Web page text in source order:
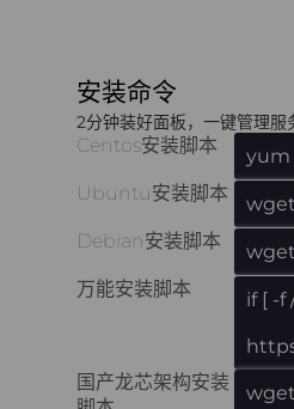
安装命令
2分钟装好面板，一键管理
Centos安装脚本 yum
Ubuntu安装脚本
Debian安装脚本
万能安装脚本 if [ -f
国产龙芯架构安装